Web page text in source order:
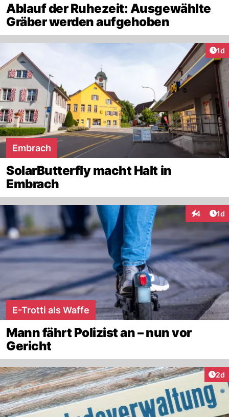
Ablauf der Ruhezeit: Ausgewählte
Gräber werden aufgehoben
1d
Embrach
SolarButterfly macht Halt in
Embrach
4 1d
E-Trotti als Waffe
Mann fährt Polizist an – nun vor
Gericht
2d